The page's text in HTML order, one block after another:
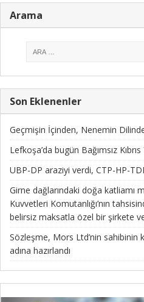
Arama
Son Eklenenler
Geçmişin İçinden, Nenemin
Lefkoşa’da bugün Bağımsız
UBP-DP araziyi verdi, CTP-HP-
Girne dağlarındaki doğa katliamı
Kuvvetleri Komutanlığı’nın
belirsiz maksatla özel bir şirkete
Sözleşme, Mors Ltd’nin sahibinin
adına hazırlandı